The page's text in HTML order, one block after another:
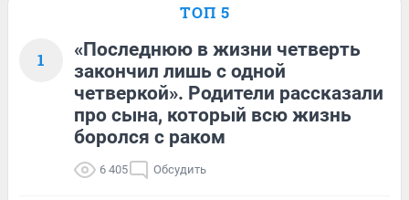
ТОП 5
1
«Последнюю в жизни четверть
закончил лишь с одной
четверкой». Родители рассказали
про сына, который всю жизнь
боролся с раком
6 405 Обсудить